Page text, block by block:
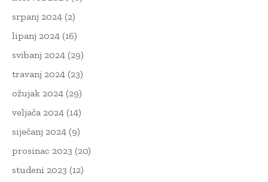
srpanj 2024 (2)
lipanj 2024 (16)
svibanj 2024 (29)
travanj 2024 (23)
ožujak 2024 (29)
veljača 2024 (14)
siječanj 2024 (9)
prosinac 2023 (20)
studeni 2023 (12)